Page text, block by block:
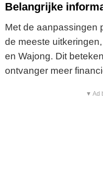
Belangrijke
Met de aanpassingen
de meeste
en Wajong. Dit
ontvanger meer
▼ Ad